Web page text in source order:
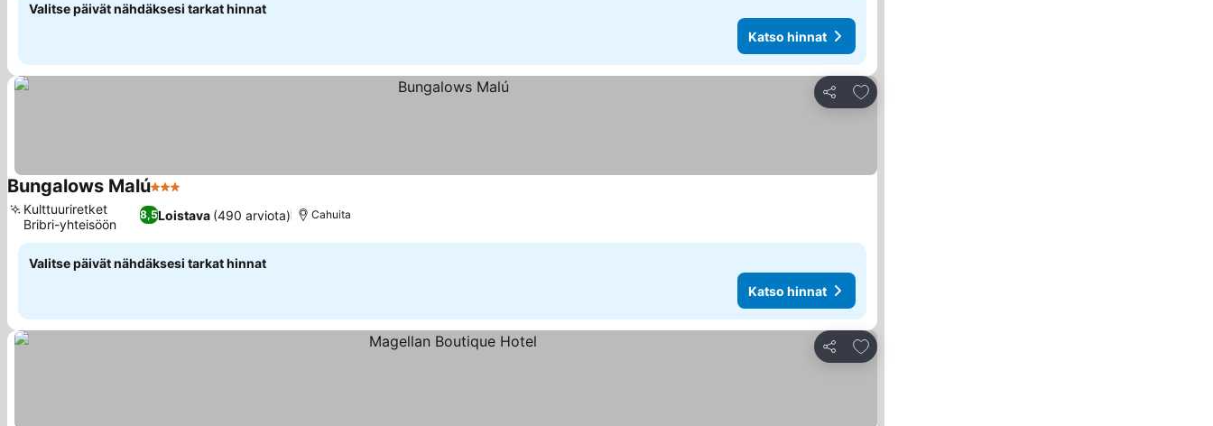
Valitse päivät nähdäksesi tarkat hinnat
Katso hinnat
Jaa
Lisää suosikkeihin
Bungalows Malú3 Tähtiluokitus
8,5Loistava (490 arviota)
Kulttuuriretket
Bribri-yhteisöön
Cahuita
Valitse päivät nähdäksesi tarkat hinnat
Katso hinnat
Jaa
Lisää suosikkeihin